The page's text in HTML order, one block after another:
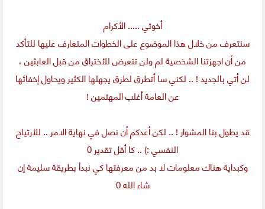
أخوتي ..... الأكرام
سنتعرف من خلال هذا الموضوع على الخطوات المتعارف عليها للتأكد
من أن اجهزتنا الشخصية لم ولن تتعرض للأختراق من قبل العابثين ،
لن أتي بالجديد ! .. لكني سا أتطرق لطرق يجهلها الكثير ويحاول إخفائها
عن العامة أغلب المهتمين !
قد يطول بنا المشوار ! .. لكن أعدكم أن نصل في نهاية الامر .. للأرتياح
النفسي :) .. كا أقل تقدير 0
وكبداية هناك معلومات لا بد من معرفتها كي نبدأ بطريقة سليمة إن
شاء الله 0